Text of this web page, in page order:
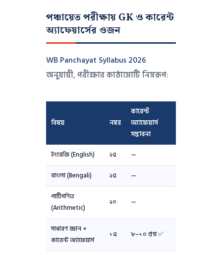
পঞ্চায়েত পরীক্ষায় GK ও কারেন্ট
অ্যাফেয়ার্সের ওজন
WB Panchayat Syllabus 2026
অনুযায়ী, পরীক্ষার কাঠামোটি নিম্নরূপ:
বিষয় নম্বর
কারেন্ট
অ্যাফেয়ার্স
সম্ভাবনা
ইংরেজি (English) ২৫ —
বাংলা (Bengali) ২৫ —
পাটিগণিত
(Arithmetic)
২০ —
সাধারণ জ্ঞান +
কারেন্ট অ্যাফেয়ার্স
১৫ ৮–১০ প্রশ্ন ✅